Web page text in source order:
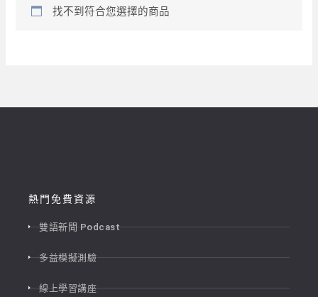
找不到符合您選擇的商品
熱門免費資源
雙語新聞 Podcast
多益模擬測驗
線上學習講座